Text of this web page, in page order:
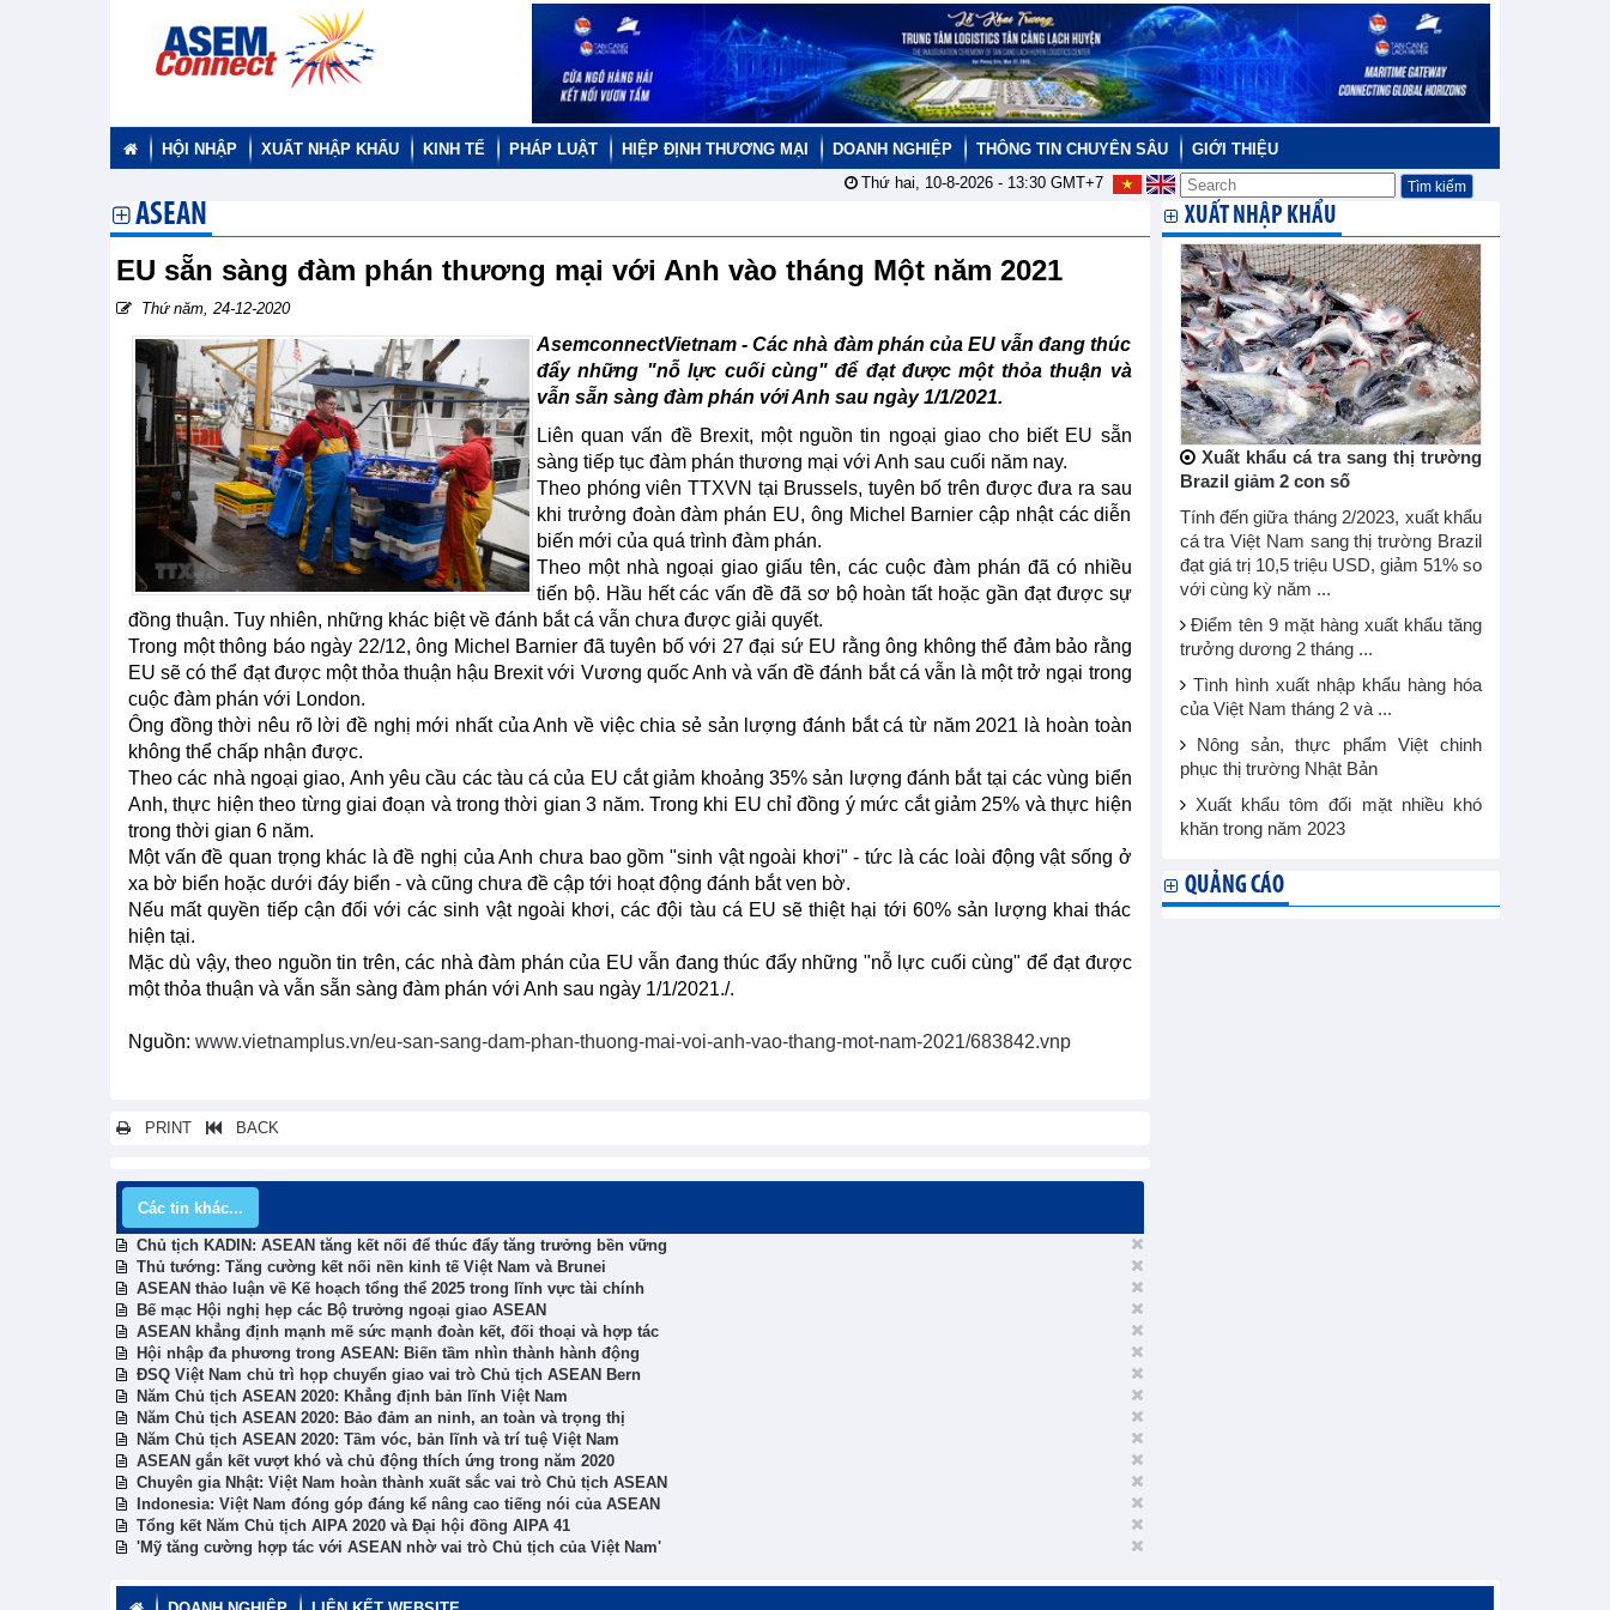
HỘI NHẬP XUẤT NHẬP KHẨU KINH TẾ PHÁP LUẬT HIỆP ĐỊNH THƯƠNG MẠI DOANH NGHIỆP THÔNG TIN CHUYÊN SÂU
GIỚI THIỆU
Thứ hai, 10-8-2026 - 13:30GMT+7
ASEAN
EU sẵn sàng đàm phán thương mại với Anh vào tháng Một năm 2021
Thứ năm, 24-12-2020
AsemconnectVietnam - Các nhà đàm phán của EU vẫn đang thúc
đẩy những "nỗ lực cuối cùng" để đạt được một thỏa thuận và
vẫn sẵn sàng đàm phán với Anh sau ngày 1/1/2021.
Liên quan vấn đề Brexit, một nguồn tin ngoại giao cho biết EU sẵn
sàng tiếp tục đàm phán thương mại với Anh sau cuối năm nay.
Theo phóng viên TTXVN tại Brussels, tuyên bố trên được đưa ra sau
khi trưởng đoàn đàm phán EU, ông Michel Barnier cập nhật các diễn
biến mới của quá trình đàm phán.
Theo một nhà ngoại giao giấu tên, các cuộc đàm phán đã có nhiều
tiến bộ. Hầu hết các vấn đề đã sơ bộ hoàn tất hoặc gần đạt được sự
đồng thuận. Tuy nhiên, những khác biệt về đánh bắt cá vẫn chưa được giải quyết.
Trong một thông báo ngày 22/12, ông Michel Barnier đã tuyên bố với 27 đại sứ EU rằng ông không thể đảm bảo rằng
EU sẽ có thể đạt được một thỏa thuận hậu Brexit với Vương quốc Anh và vấn đề đánh bắt cá vẫn là một trở ngại trong
cuộc đàm phán với London.
Ông đồng thời nêu rõ lời đề nghị mới nhất của Anh về việc chia sẻ sản lượng đánh bắt cá từ năm 2021 là hoàn toàn
không thể chấp nhận được.
Theo các nhà ngoại giao, Anh yêu cầu các tàu cá của EU cắt giảm khoảng 35% sản lượng đánh bắt tại các vùng biển
Anh, thực hiện theo từng giai đoạn và trong thời gian 3 năm. Trong khi EU chỉ đồng ý mức cắt giảm 25% và thực hiện
trong thời gian 6 năm.
Một vấn đề quan trọng khác là đề nghị của Anh chưa bao gồm "sinh vật ngoài khơi" - tức là các loài động vật sống ở
xa bờ biển hoặc dưới đáy biển - và cũng chưa đề cập tới hoạt động đánh bắt ven bờ.
Nếu mất quyền tiếp cận đối với các sinh vật ngoài khơi, các đội tàu cá EU sẽ thiệt hại tới 60% sản lượng khai thác
hiện tại.
Mặc dù vậy, theo nguồn tin trên, các nhà đàm phán của EU vẫn đang thúc đẩy những "nỗ lực cuối cùng" để đạt được
một thỏa thuận và vẫn sẵn sàng đàm phán với Anh sau ngày 1/1/2021./.
Nguồn: www.vietnamplus.vn/eu-san-sang-dam-phan-thuong-mai-voi-anh-vao-thang-mot-nam-2021/683842.vnp
PRINT BACK
Các tin khác...
Chủ tịch KADIN: ASEAN tăng kết nối để thúc đẩy tăng trưởng bền vững
Thủ tướng: Tăng cường kết nối nền kinh tế Việt Nam và Brunei
ASEAN thảo luận về Kế hoạch tổng thể 2025 trong lĩnh vực tài chính
Bế mạc Hội nghị hẹp các Bộ trưởng ngoại giao ASEAN
ASEAN khẳng định mạnh mẽ sức mạnh đoàn kết, đối thoại và hợp tác
Hội nhập đa phương trong ASEAN: Biến tầm nhìn thành hành động
ĐSQ Việt Nam chủ trì họp chuyển giao vai trò Chủ tịch ASEAN Bern
Năm Chủ tịch ASEAN 2020: Khẳng định bản lĩnh Việt Nam
Năm Chủ tịch ASEAN 2020: Bảo đảm an ninh, an toàn và trọng thị
Năm Chủ tịch ASEAN 2020: Tầm vóc, bản lĩnh và trí tuệ Việt Nam
ASEAN gắn kết vượt khó và chủ động thích ứng trong năm 2020
Chuyên gia Nhật: Việt Nam hoàn thành xuất sắc vai trò Chủ tịch ASEAN
Indonesia: Việt Nam đóng góp đáng kể nâng cao tiếng nói của ASEAN
Tổng kết Năm Chủ tịch AIPA 2020 và Đại hội đồng AIPA 41
'Mỹ tăng cường hợp tác với ASEAN nhờ vai trò Chủ tịch của Việt Nam'
XUẤT NHẬP KHẨU
Xuất khẩu cá tra sang thị trường
Brazil giảm 2 con số
Tính đến giữa tháng 2/2023, xuất khẩu
cá tra Việt Nam sang thị trường Brazil
đạt giá trị 10,5 triệu USD, giảm 51% so
với cùng kỳ năm ...
Điểm tên 9 mặt hàng xuất khẩu tăng
trưởng dương 2 tháng ...
Tình hình xuất nhập khẩu hàng hóa
của Việt Nam tháng 2 và ...
Nông sản, thực phẩm Việt chinh
phục thị trường Nhật Bản
Xuất khẩu tôm đối mặt nhiều khó
khăn trong năm 2023
QUẢNG CÁO